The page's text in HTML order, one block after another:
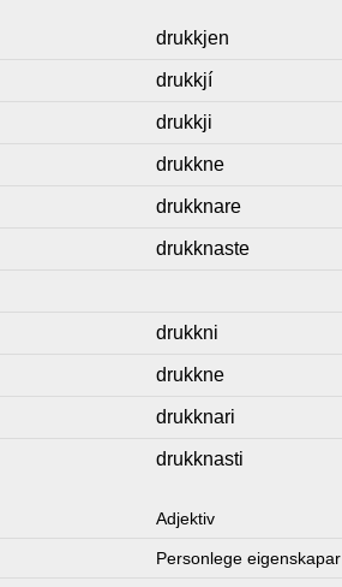
drukkjen
drukkjí
drukkji
drukkne
drukknare
drukknaste
drukkni
drukkne
drukknari
drukknasti
Adjektiv
Personlege eigenskapar